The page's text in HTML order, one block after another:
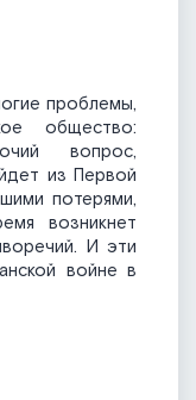
проблемы,
общество:
вопрос,
из Первой
потерями,
возникнет
И эти
войне в